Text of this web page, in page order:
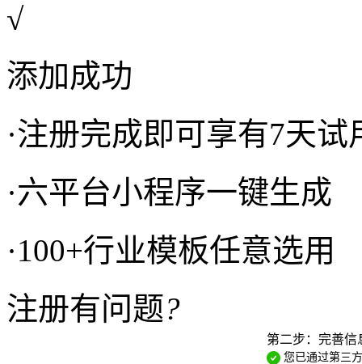
√
添加成功
·注册完成即可享有7天试
·六平台小程序一键生成
·100+行业模板任意选用
注册有问题?
第二步：完善信
您已通过第三方